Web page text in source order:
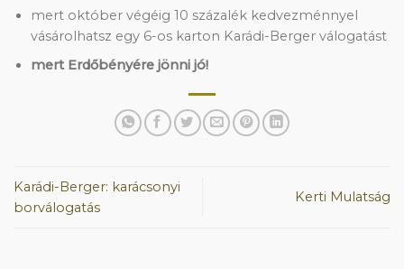
mert október végéig 10 százalék kedvezménnyel
vásárolhatsz egy 6-os karton Karádi-Berger válogatást
mert Erdőbényére jönni jó!
Karádi-Berger: karácsonyi
borválogatás
Kerti Mulatság